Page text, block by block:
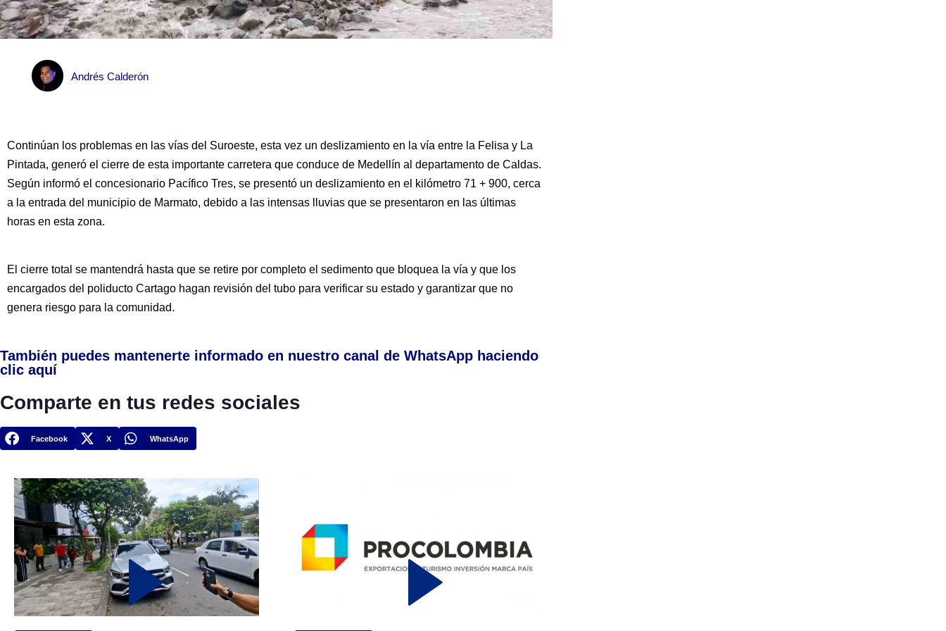
Andrés Calderón
Continúan los problemas en las vías del Suroeste, esta vez un deslizamiento en la vía entre la Felisa y La
Pintada, generó el cierre de esta importante carretera que conduce de Medellín al departamento de Caldas.
Según informó el concesionario Pacífico Tres, se presentó un deslizamiento en el kilómetro 71 + 900, cerca
a la entrada del municipio de Marmato, debido a las intensas lluvias que se presentaron en las últimas
horas en esta zona.
El cierre total se mantendrá hasta que se retire por completo el sedimento que bloquea la vía y que los
encargados del poliducto Cartago hagan revisión del tubo para verificar su estado y garantizar que no
genera riesgo para la comunidad.
También puedes mantenerte informado en nuestro canal de WhatsApp haciendo
clic aquí
Comparte en tus redes sociales
Facebook X WhatsApp